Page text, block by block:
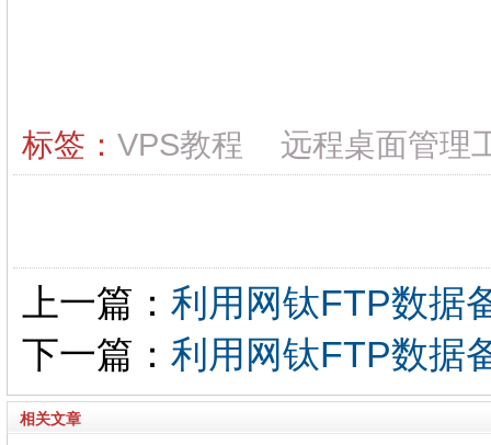
标签： VPS教程 远程桌面管理
上一篇： 利用网钛FTP数据
下一篇： 利用网钛FTP数据
相关文章